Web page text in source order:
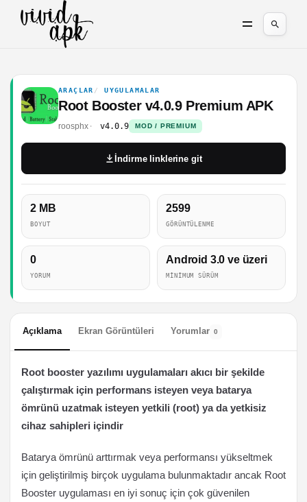
ARAÇLAR UYGULAMALAR
Root Booster v4.0.9 Premium APK
roosphx v4.0.9 MOD / PREMIUM
2 MB
BOYUT
2599
GÖRÜNTÜLENME
0
YORUM
Android 3.0 ve üzeri
MINIMUM SÜRÜM
İndirme linklerine git
Açıklama Ekran Görüntüleri Yorumlar 0
Root booster yazılımı uygulamaları akıcı bir şekilde
çalıştırmak için performans isteyen veya batarya
ömrünü uzatmak isteyen yetkili (root) ya da yetkisiz
cihaz sahipleri içindir
Batarya ömrünü arttırmak veya performansı yükseltmek
için geliştirilmiş birçok uygulama bulunmaktadır ancak Root
Booster uygulaması en iyi sonuç için çok güvenilen